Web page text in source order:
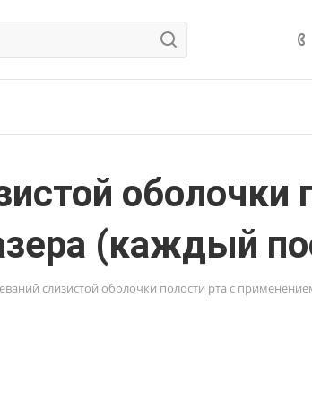
оболочки
(каждый
слизистой оболочки полости рта с